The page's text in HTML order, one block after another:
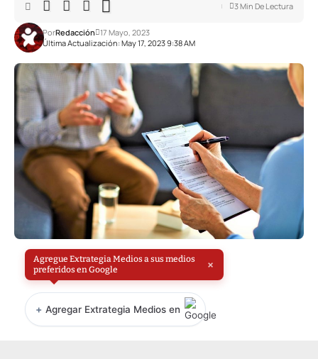
Última Actualización: May 17, 2023 9:38 AM
PorRedacción 17 Mayo, 2023
3 Min De Lectura
Agregue Extrategia Medios a sus medios
preferidos en Google
×
+ Agregar Extrategia Medios en